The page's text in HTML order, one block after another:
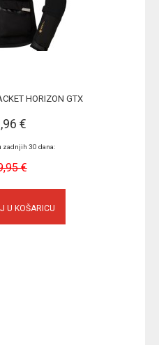
HORIZON GTX
€
zadnjih 30 dana:
€
U KOŠARICU